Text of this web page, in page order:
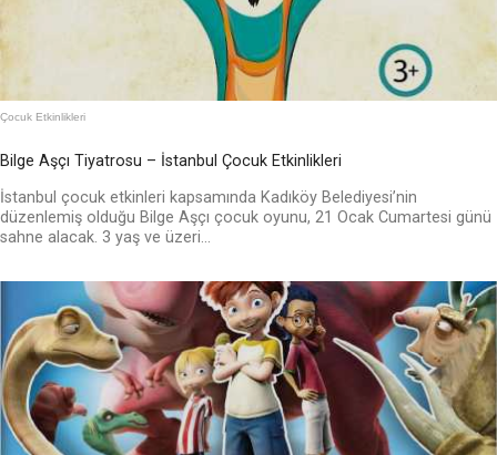
Çocuk Etkinlikleri
Bilge Aşçı Tiyatrosu – İstanbul Çocuk Etkinlikleri
İstanbul çocuk etkinleri kapsamında Kadıköy Belediyesi’nin
düzenlemiş olduğu Bilge Aşçı çocuk oyunu, 21 Ocak Cumartesi günü
sahne alacak. 3 yaş ve üzeri...